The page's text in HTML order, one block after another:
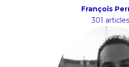
François
301 articles